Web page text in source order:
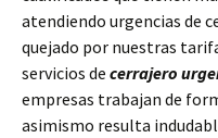
atendiendo urgencias de
quejado por nuestras
servicios de cerrajero
empresas trabajan de
asimismo resulta